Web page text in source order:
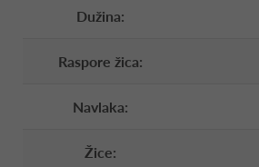
Dužina:
Raspore žica:
Navlaka:
Žice: